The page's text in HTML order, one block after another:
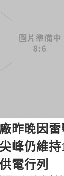
昨晚因
峰仍維
電行列